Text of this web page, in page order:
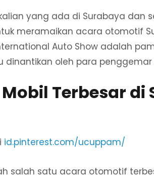
yang ada di Surabaya dan
meramaikan acara otomotif
Auto Show adalah
dinantikan oleh para
Mobil Terbesar di
id.pinterest.com/ucuppam/
salah satu acara otomotif